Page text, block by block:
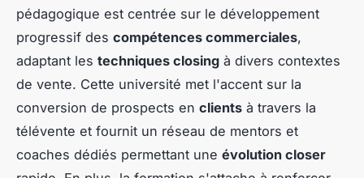
pédagogique est centrée sur le développement
progressif des compétences commerciales,
adaptant les techniques closing à divers contextes
de vente. Cette université met l'accent sur la
conversion de prospects en clients à travers la
télévente et fournit un réseau de mentors et
coaches dédiés permettant une évolution closer